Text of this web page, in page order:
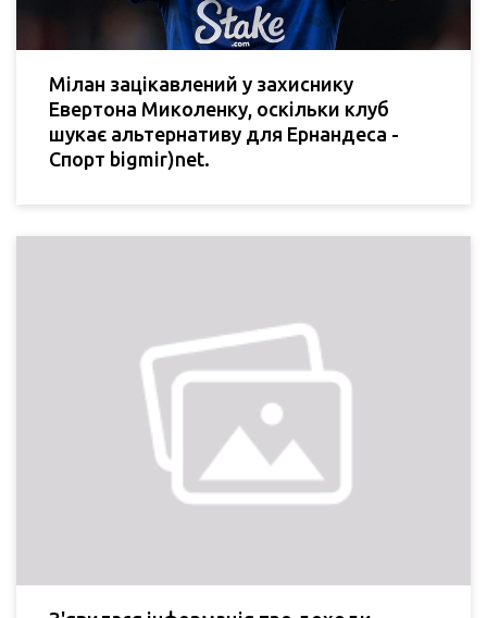
Мілан зацікавлений у захиснику
Евертона Миколенку, оскільки клуб
шукає альтернативу для Ернандеса -
Спорт bigmir)net.